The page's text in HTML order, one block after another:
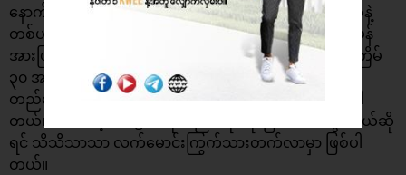
နောက်တစ်ခုက လက်ကစားတဲ့ ပုံစံနဲ့ အကြိမ်ရေကို တစ်ပတ်နဲ့
တစ်ပတ် အတိုးအလျှော့ပုံမှန် လုပ်ပေးရမှာ ဖြစ်ပါတယ်။ ပုံမှန်
အားဖြင့် အနည်းဆုံး ကစားတဲ့ ၄ ကြိမ်ကနေ အများဆုံး အကြိမ်
၃၀ အထိ အပြောင်းအလဲနဲ့ ကစားပေးတာဟာ ကြွက်သား
တည်ဆောက်မှုမှာ ရလဒ်ကောင်းတွေ ထွက်စေတယ်လို့ ဆိုပါ
တယ်။ ကစားတဲ့ Weight ကိုလည်း တိုးတိုးပြီး ကစားသွားမယ်ဆို
ရင် သိသိသာသာ လက်မောင်းကြွက်သားတက်လာမှာ ဖြစ်ပါ
တယ်။